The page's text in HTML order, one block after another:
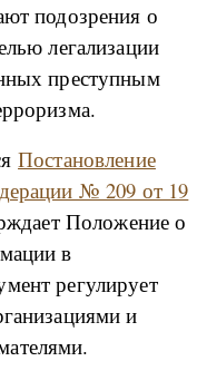
подозрения о
легализации
преступным
Постановление
№ 209 от 19
Положение о
в
регулирует
и